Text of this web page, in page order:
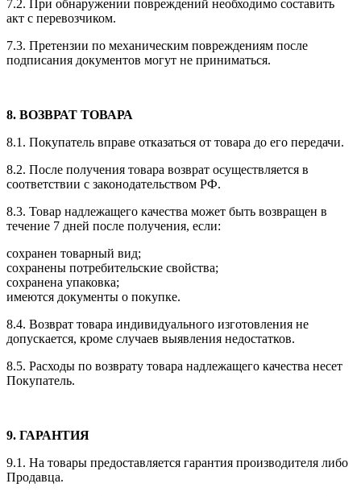
7.2. При обнаружении повреждений необходимо составить
акт с перевозчиком.
7.3. Претензии по механическим повреждениям после
подписания документов могут не приниматься.
8. ВОЗВРАТ ТОВАРА
8.1. Покупатель вправе отказаться от товара до его передачи.
8.2. После получения товара возврат осуществляется в
соответствии с законодательством РФ.
8.3. Товар надлежащего качества может быть возвращен в
течение 7 дней после получения, если:
сохранен товарный вид;
сохранены потребительские свойства;
сохранена упаковка;
имеются документы о покупке.
8.4. Возврат товара индивидуального изготовления не
допускается, кроме случаев выявления недостатков.
8.5. Расходы по возврату товара надлежащего качества несет
Покупатель.
9. ГАРАНТИЯ
9.1. На товары предоставляется гарантия производителя либо
Продавца.